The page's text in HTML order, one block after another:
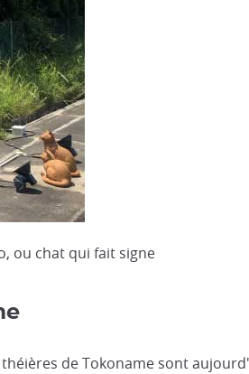
ou chat qui fait signe
de Tokoname sont